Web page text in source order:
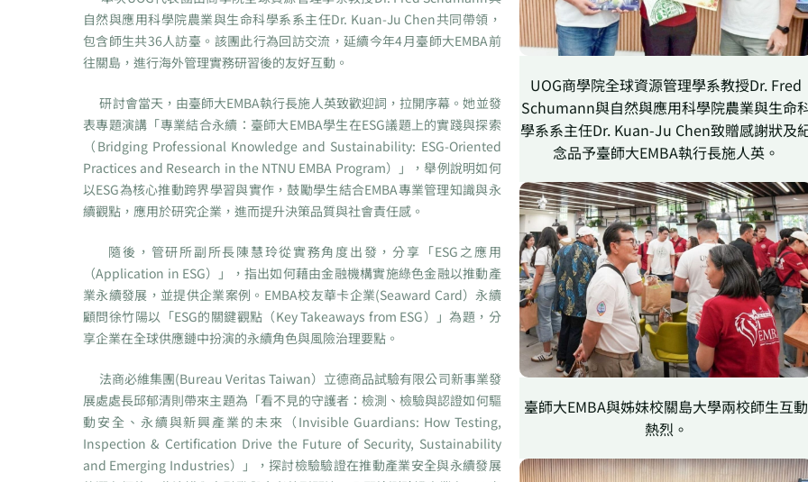
自然與應用科學院農業與生命科學系系主任Dr. Kuan-Ju Chen共同帶領，
包含師生共36人訪臺。該團此行為回訪交流，延續今年4月臺師大EMBA前
往關島，進行海外管理實務研習後的友好互動。
研討會當天，由臺師大EMBA執行長施人英致歡迎詞，拉開序幕。她並發
表專題演講「專業結合永續：臺師大EMBA學生在ESG議題上的實踐與探索
（Bridging Professional Knowledge and Sustainability: ESG-Oriented
Practices and Research in the NTNU EMBA Program）」，舉例說明如何
以ESG為核心推動跨界學習與實作，鼓勵學生結合EMBA專業管理知識與永
續觀點，應用於研究企業，進而提升決策品質與社會責任感。
隨後，管研所副所長陳慧玲從實務角度出發，分享「ESG之應用
（Application in ESG）」，指出如何藉由金融機構實施綠色金融以推動產
業永續發展，並提供企業案例。EMBA校友華卡企業(Seaward Card）永續
顧問徐竹陽以「ESG的關鍵觀點（Key Takeaways from ESG）」為題，分
享企業在全球供應鏈中扮演的永續角色與風險治理要點。
法商必維集團(Bureau Veritas Taiwan）立德商品試驗有限公司新事業發
展處處長邱郁清則帶來主題為「看不見的守護者：檢測、檢驗與認證如何驅
動安全、永續與新興產業的未來（Invisible Guardians: How Testing,
Inspection & Certification Drive the Future of Security, Sustainability
and Emerging Industries）」，探討檢驗驗證在推動產業安全與永續發展
UOG商學院全球資源管理學系教授Dr. Fred
Schumann與自然與應用科學院農業與生命
學系系主任Dr. Kuan-Ju Chen致贈感謝狀及
念品予臺師大EMBA執行長施人英。
臺師大EMBA與姊妹校關島大學兩校師生互動
熱烈。